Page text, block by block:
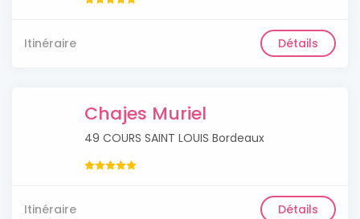
Itinéraire Détails
Chajes Muriel
49 COURS SAINT LOUIS Bordeaux
Itinéraire Détails